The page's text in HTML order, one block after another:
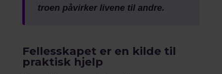
troen påvirker livene til andre.
Fellesskapet er en kilde til
praktisk hjelp